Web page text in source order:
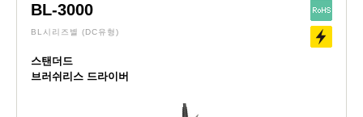
BL-3000
BL시리즈별 (DC유형)
스탠더드
브러쉬리스 드라이버